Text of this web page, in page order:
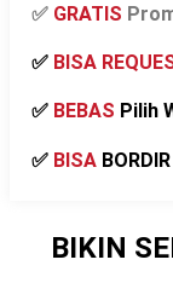
✅ GRATIS
✅️ BISA
✅️ BEBAS Pilih
✅ BISA
BIKIN